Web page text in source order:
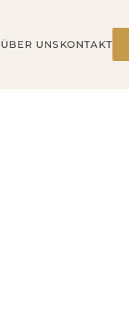
ÜBER UNS KONTAKT